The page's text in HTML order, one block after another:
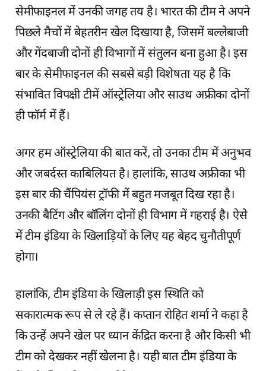
सेमीफाइनल में उनकी जगह तय है। भारत की टीम ने अपने
पिछले मैचों में बेहतरीन खेल दिखाया है, जिसमें बल्लेबाजी
और गेंदबाजी दोनों ही विभागों में संतुलन बना हुआ है। इस
बार के सेमीफाइनल की सबसे बड़ी विशेषता यह है कि
संभावित विपक्षी टीमें ऑस्ट्रेलिया और साउथ अफ्रीका दोनों
ही फॉर्म में हैं।
अगर हम ऑस्ट्रेलिया की बात करें, तो उनका टीम में अनुभव
और जबर्दस्त काबिलियत है। हालांकि, साउथ अफ्रीका भी
इस बार की चैंपियंस ट्रॉफी में बहुत मजबूत दिख रहा है।
उनकी बैटिंग और बॉलिंग दोनों ही विभाग में गहराई है। ऐसे
में टीम इंडिया के खिलाड़ियों के लिए यह बेहद चुनौतीपूर्ण
होगा।
हालांकि, टीम इंडिया के खिलाड़ी इस स्थिति को
सकारात्मक रूप से ले रहे हैं। कप्तान रोहित शर्मा ने कहा है
कि उन्हें अपने खेल पर ध्यान केंद्रित करना है और किसी भी
टीम को देखकर नहीं खेलना है। यही बात टीम इंडिया के